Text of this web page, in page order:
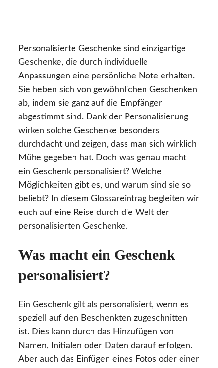
Personalisierte Geschenke sind einzigartige
Geschenke, die durch individuelle
Anpassungen eine persönliche Note erhalten.
Sie heben sich von gewöhnlichen Geschenken
ab, indem sie ganz auf die Empfänger
abgestimmt sind. Dank der Personalisierung
wirken solche Geschenke besonders
durchdacht und zeigen, dass man sich wirklich
Mühe gegeben hat. Doch was genau macht
ein Geschenk personalisiert? Welche
Möglichkeiten gibt es, und warum sind sie so
beliebt? In diesem Glossareintrag begleiten wir
euch auf eine Reise durch die Welt der
personalisierten Geschenke.
Was macht ein Geschenk
personalisiert?
Ein Geschenk gilt als personalisiert, wenn es
speziell auf den Beschenkten zugeschnitten
ist. Dies kann durch das Hinzufügen von
Namen, Initialen oder Daten darauf erfolgen.
Aber auch das Einfügen eines Fotos oder einer